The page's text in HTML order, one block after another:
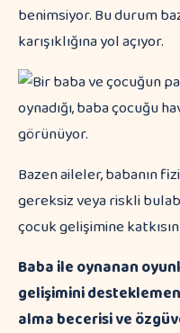
benimsiyor. Bu durum
karışıklığına yol açıyor.
Bazen aileler, babanın
gereksiz veya riskli
çocuk gelişimine
Baba ile oynanan
gelişimini
alma becerisi ve